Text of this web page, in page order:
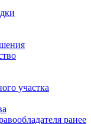
участка
ранее